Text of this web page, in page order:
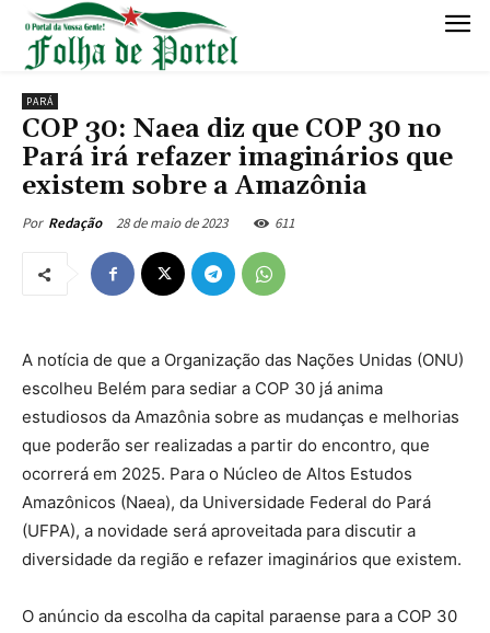
PARÁ
COP 30: Naea diz que COP 30 no
Pará irá refazer imaginários que
existem sobre a Amazônia
Por Redação 28 de maio de 2023 611
A notícia de que a Organização das Nações Unidas (ONU)
escolheu Belém para sediar a COP 30 já anima
estudiosos da Amazônia sobre as mudanças e melhorias
que poderão ser realizadas a partir do encontro, que
ocorrerá em 2025. Para o Núcleo de Altos Estudos
Amazônicos (Naea), da Universidade Federal do Pará
(UFPA), a novidade será aproveitada para discutir a
diversidade da região e refazer imaginários que existem.
O anúncio da escolha da capital paraense para a COP 30